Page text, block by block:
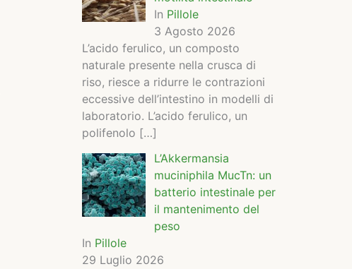
In Pillole
3 Agosto 2026
L’acido ferulico, un composto
naturale presente nella crusca di
riso, riesce a ridurre le contrazioni
eccessive dell’intestino in modelli di
laboratorio. L’acido ferulico, un
polifenolo […]
L’Akkermansia
muciniphila MucTn: un
batterio intestinale per
il mantenimento del
peso
In Pillole
29 Luglio 2026